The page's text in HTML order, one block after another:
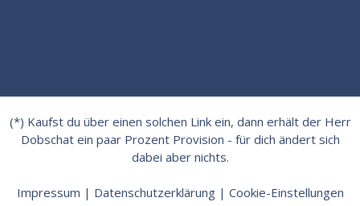
(*) Kaufst du über einen solchen Link ein, dann erhält der Herr
Dobschat ein paar Prozent Provision - für dich ändert sich
dabei aber nichts.
Impressum | Datenschutzerklärung| Cookie-Einstellungen